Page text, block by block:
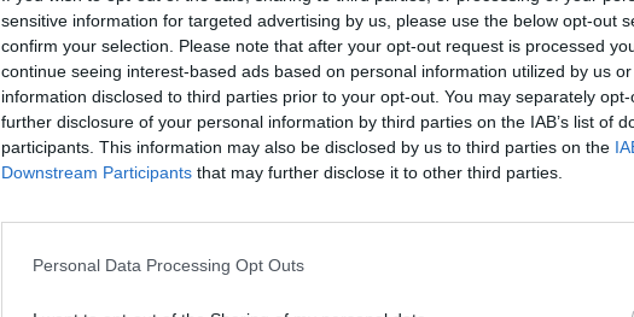
sensitive information for targeted advertising by us, please use the below opt-out
confirm your selection. Please note that after your opt-out request is processed
continue seeing interest-based ads based on personal information utilized by us
information disclosed to third parties prior to your opt-out. You may separately
further disclosure of your personal information by third parties on the IAB’s list of
participants. This information may also be disclosed by us to third parties on the
Downstream Participants that may further disclose it to other third parties.
Personal Data Processing Opt Outs